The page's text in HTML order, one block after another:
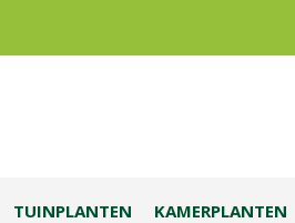
TUINPLANTEN KAMERPLANTEN